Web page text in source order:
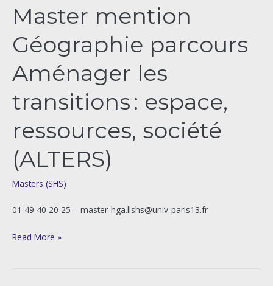
Master mention
Géographie parcours
Aménager les
transitions : espace,
ressources, société
(ALTERS)
Masters (SHS)
01 49 40 20 25 – master-hga.llshs@univ-paris13.fr
(ALTERS)
Read More »